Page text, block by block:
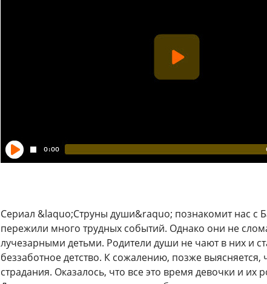
Сериал &laquo;Струны души&raquo; познакомит нас с
пережили много трудных событий. Однако они не
лучезарными детьми. Родители души не чают в них и
беззаботное детство. К сожалению, позже
страдания. Оказалось, что все это время девочки и